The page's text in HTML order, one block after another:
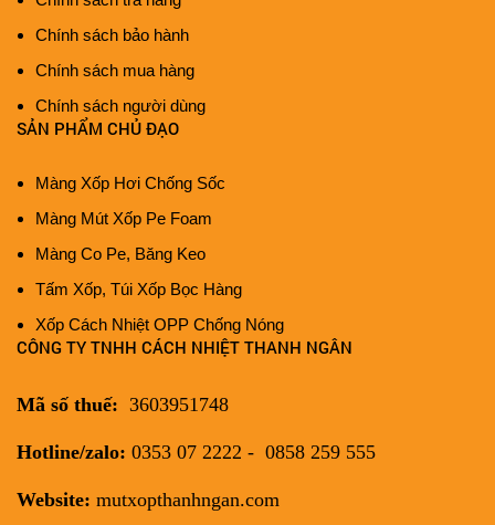
Chính sách bảo hành
Chính sách mua hàng
Chính sách người dùng
SẢN PHẨM CHỦ ĐẠO
Màng Xốp Hơi Chống Sốc
Màng Mút Xốp Pe Foam
Màng Co Pe, Băng Keo
Tấm Xốp, Túi Xốp Bọc Hàng
Xốp Cách Nhiệt OPP Chống Nóng
CÔNG TY TNHH CÁCH NHIỆT THANH NGÂN
Mã số thuế: 3603951748
Hotline/zalo: 0353 07 2222 - 0858 259 555
Website: mutxopthanhngan.com